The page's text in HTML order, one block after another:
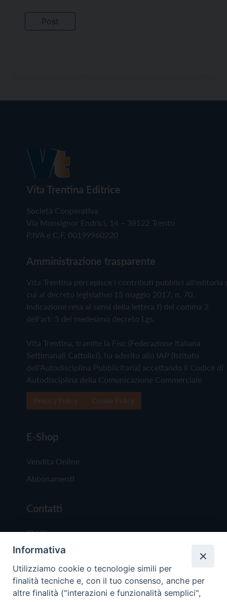
Vita Trentina Editrice
Società Cooperativa
Via Monsignor Endrici, 14 – 38122 Trento
P.IVA e C.F. 00199960220
Amministrazione trasparente
Vita Trentina percepisce i contributi pubblici all'editoria
cui al decreto legislativo 15 maggio 2017, n. 70.
Indicazione resa ai sensi della lettera f) del comma 2
dell'art. 5 del medesimo decreto Lgs.
Vita Trentina, tramite la Fisc (Federazione Italiana
Settimanali Cattolici), ha aderito allo IAP (Istituto
dell'Autodisciplina Pubblicitaria) accettando il Codice di
Autodisciplina della Comunicazione Commerciale
E-Shop
Vendita Online
Abbonamenti
Contatti
Chi Siamo
Redazione
Scrivici
Informativa
Utilizziamo cookie o tecnologie simili per
finalità tecniche e, con il tuo consenso, anche per
altre finalità ("interazioni e funzionalità semplici",